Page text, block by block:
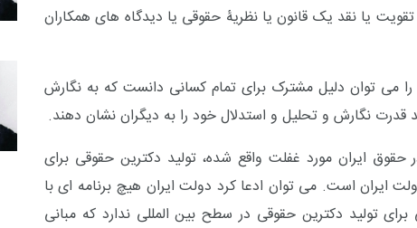
یا نقد یک قانون یا نظریۀ حقوقی یا دیدگاه های همکاران
می توان دلیل مشترک برای تمام کسانی دانست که به نگارش
قدرت نگارش و تحلیل و استدلال خود را به دیگران نشان دهند.
ایران مورد غفلت واقع شده، تولید دکترین حقوقی برای
است. می توان ادعا کرد دولت ایران هیچ برنامه ای با
تولید دکترین حقوقی در سطح بین المللی ندارد که مبانی